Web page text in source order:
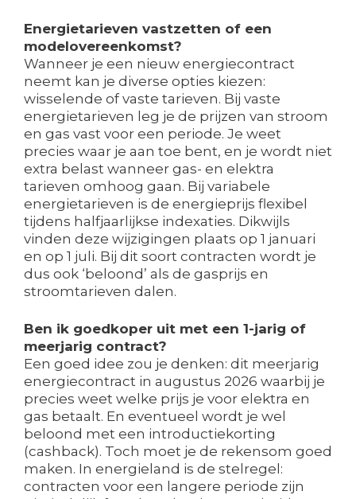
Energietarieven vastzetten of een
modelovereenkomst?
Wanneer je een nieuw energiecontract
neemt kan je diverse opties kiezen:
wisselende of vaste tarieven. Bij vaste
energietarieven leg je de prijzen van stroom
en gas vast voor een periode. Je weet
precies waar je aan toe bent, en je wordt niet
extra belast wanneer gas- en elektra
tarieven omhoog gaan. Bij variabele
energietarieven is de energieprijs flexibel
tijdens halfjaarlijkse indexaties. Dikwijls
vinden deze wijzigingen plaats op 1 januari
en op 1 juli. Bij dit soort contracten wordt je
dus ook ‘beloond’ als de gasprijs en
stroomtarieven dalen.
Ben ik goedkoper uit met een 1-jarig of
meerjarig contract?
Een goed idee zou je denken: dit meerjarig
energiecontract in augustus 2026 waarbij je
precies weet welke prijs je voor elektra en
gas betaalt. En eventueel wordt je wel
beloond met een introductiekorting
(cashback). Toch moet je de rekensom goed
maken. In energieland is de stelregel:
contracten voor een langere periode zijn